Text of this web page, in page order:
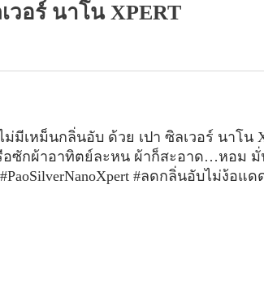
อร์ นาโน XPERT
มีเหม็นกลิ่นอับ ด้วย เปา ซิลเวอร์ นาโ
ซักผ้าอาทิตย์ละหน ผ้าก็สะอาด…หอม
#PaoSilverNanoXpert #ลดกลิ่นอับไม่ง้อแด